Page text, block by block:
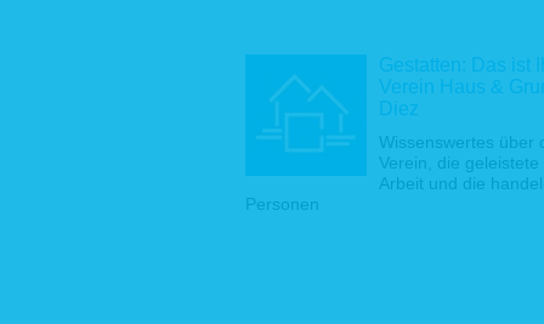
Gestatten: Das ist
Verein Haus &
Diez
Wissenswertes über
Verein, die geleistete
Arbeit und die
Personen
3
3.1
3.2
Wir